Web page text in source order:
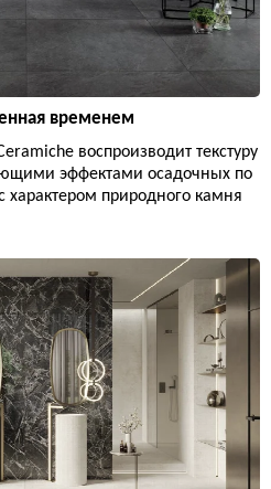
временем
воспроизводит текстуру
эффектами осадочных по
характером природного камня